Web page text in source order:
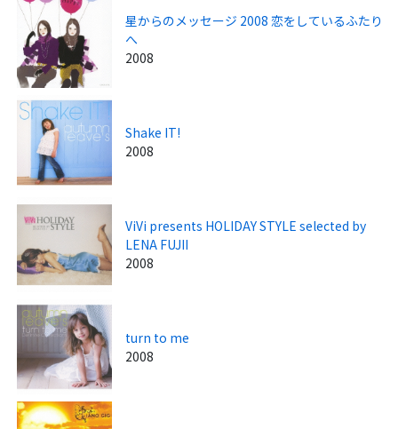
星からのメッセージ 2008 恋をしているふたり
へ
2008
Shake IT!
2008
ViVi presents HOLIDAY STYLE selected by
LENA FUJII
2008
turn to me
2008